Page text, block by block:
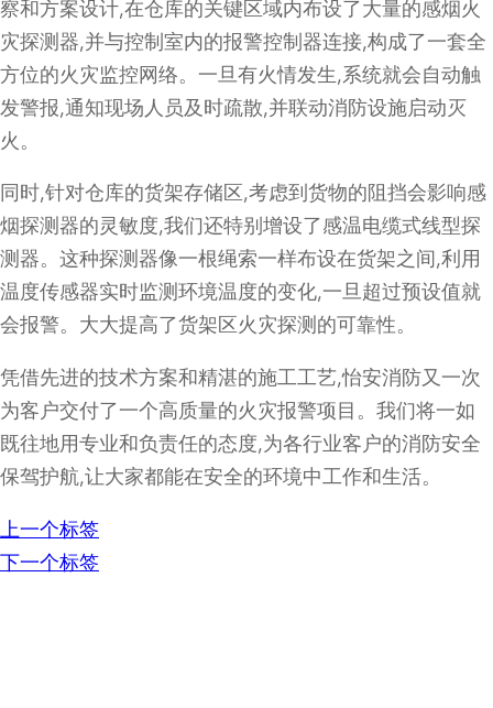
察和方案设计,在仓库的关键区域内布设了大量的感烟火
灾探测器,并与控制室内的报警控制器连接,构成了一套全
方位的火灾监控网络。一旦有火情发生,系统就会自动触
发警报,通知现场人员及时疏散,并联动消防设施启动灭
火。
同时,针对仓库的货架存储区,考虑到货物的阻挡会影响感
烟探测器的灵敏度,我们还特别增设了感温电缆式线型探
测器。这种探测器像一根绳索一样布设在货架之间,利用
温度传感器实时监测环境温度的变化,一旦超过预设值就
会报警。大大提高了货架区火灾探测的可靠性。
凭借先进的技术方案和精湛的施工工艺,怡安消防又一次
为客户交付了一个高质量的火灾报警项目。我们将一如
既往地用专业和负责任的态度,为各行业客户的消防安全
保驾护航,让大家都能在安全的环境中工作和生活。
上一个标签
下一个标签